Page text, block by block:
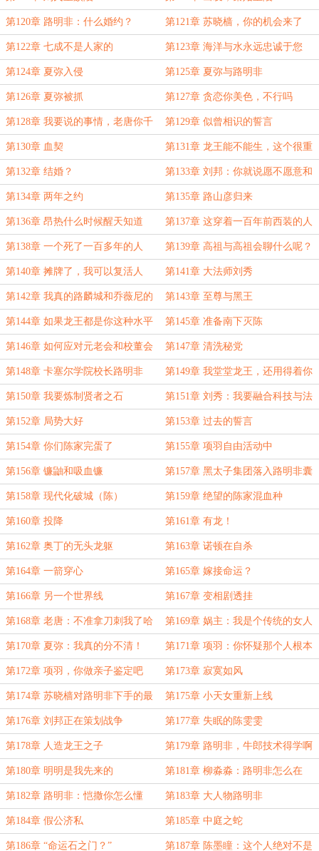
第120章 路明非：什么婚约？ 第121章 苏晓樯，你的机会来了
第122章 七成不是人家的 第123章 海洋与水永远忠诚于您
第124章 夏弥入侵 第125章 夏弥与路明非
第126章 夏弥被抓 第127章 贪恋你美色，不行吗
第128章 我要说的事情，老唐你千
万不要害怕
第129章 似曾相识的誓言
第130章 血契 第131章 龙王能不能生，这个很重
要
第132章 结婚？ 第133章 刘邦：你就说愿不愿意和
大美人成婚？
第134章 两年之约 第135章 路山彦归来
第136章 昂热什么时候醒天知道 第137章 这穿着一百年前西装的人
是谁
第138章 一个死了一百多年的人 第139章 高祖与高祖会聊什么呢？
第140章 摊牌了，我可以复活人 第141章 大法师刘秀
第142章 我真的路麟城和乔薇尼的
孩子吗
第143章 至尊与黑王
第144章 如果龙王都是你这种水平
的话
第145章 准备南下灭陈
第146章 如何应对元老会和校董会 第147章 清洗秘党
第148章 卡塞尔学院校长路明非 第149章 我堂堂龙王，还用得着你
教
第150章 我要炼制贤者之石 第151章 刘秀：我要融合科技与法
术
第152章 局势大好 第153章 过去的誓言
第154章 你们陈家完蛋了 第155章 项羽自由活动中
第156章 镰鼬和吸血镰 第157章 黑太子集团落入路明非囊
中
第158章 现代化破城（陈） 第159章 绝望的陈家混血种
第160章 投降 第161章 有龙！
第162章 奥丁的无头龙躯 第163章 诺顿在自杀
第164章 一箭穿心 第165章 嫁接命运？
第166章 另一个世界线 第167章 变相剧透挂
第168章 老唐：不准拿刀刺我了哈 第169章 娲主：我是个传统的女人
第170章 夏弥：我真的分不清！ 第171章 项羽：你怀疑那个人根本
没有死
第172章 项羽，你做亲子鉴定吧 第173章 寂寞如风
第174章 苏晓樯对路明非下手的最
好时机
第175章 小天女重新上线
第176章 刘邦正在策划战争 第177章 失眠的陈雯雯
第178章 人造龙王之子 第179章 路明非，牛郎技术得学啊
第180章 明明是我先来的 第181章 柳淼淼：路明非怎么在
这？
第182章 路明非：恺撒你怎么懂
了？
第183章 大人物路明非
第184章 假公济私 第185章 中庭之蛇
第186章 “命运石之门？” 第187章 陈墨瞳：这个人绝对不是